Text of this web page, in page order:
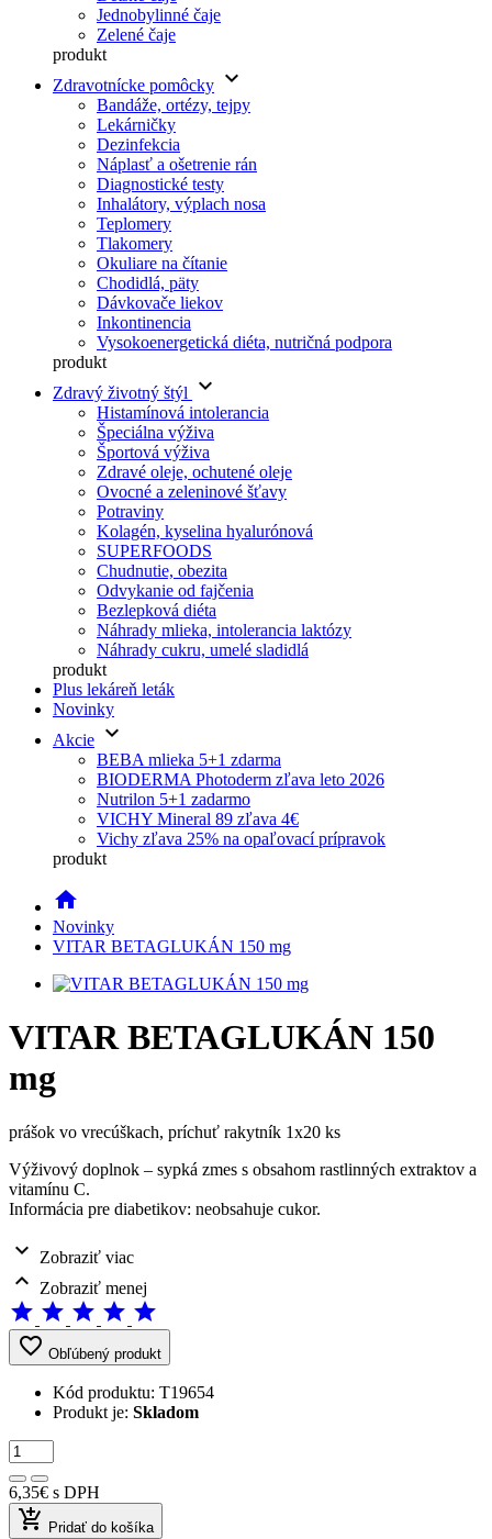
Jednobylinné čaje
Zelené čaje
produkt
Zdravotnícke pomôcky keyboard_arrow_down
Bandáže, ortézy, tejpy
Lekárničky
Dezinfekcia
Náplasť a ošetrenie rán
Diagnostické testy
Inhalátory, výplach nosa
Teplomery
Tlakomery
Okuliare na čítanie
Chodidlá, päty
Dávkovače liekov
Inkontinencia
Vysokoenergetická diéta, nutričná podpora
produkt
Zdravý životný štýl
keyboard_arrow_down
Histamínová intolerancia
Špeciálna výživa
Športová výživa
Zdravé oleje, ochutené oleje
Ovocné a zeleninové šťavy
Potraviny
Kolagén, kyselina hyalurónová
SUPERFOODS
Chudnutie, obezita
Odvykanie od fajčenia
Bezlepková diéta
Náhrady mlieka, intolerancia laktózy
Náhrady cukru, umelé sladidlá
produkt
Plus lekáreň leták
Novinky
Akcie keyboard_arrow_down
BEBA mlieka 5+1 zdarma
BIODERMA Photoderm zľava leto 2026
Nutrilon 5+1 zadarmo
VICHY Mineral 89 zľava 4€
Vichy zľava 25% na opaľovací prípravok
produkt
home
Novinky
VITAR BETAGLUKÁN 150 mg
VITAR BETAGLUKÁN 150
mg
prášok vo vrecúškach, príchuť rakytník 1x20 ks
Výživový doplnok – sypká zmes s obsahom rastlinných extraktov a
vitamínu C.
Informácia pre diabetikov: neobsahuje cukor.
expand_more Zobraziť viac
expand_less Zobraziť menej
star star star star star
favorite_border Obľúbený produkt
Kód produktu: T19654
Produkt je: Skladom
6,35€ s DPH
add_shopping_cart Pridať do košíka